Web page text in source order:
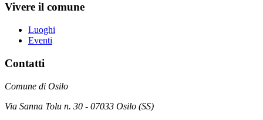
Vivere il comune
Luoghi
Eventi
Contatti
Comune di Osilo
Via Sanna Tolu n. 30 - 07033 Osilo (SS)